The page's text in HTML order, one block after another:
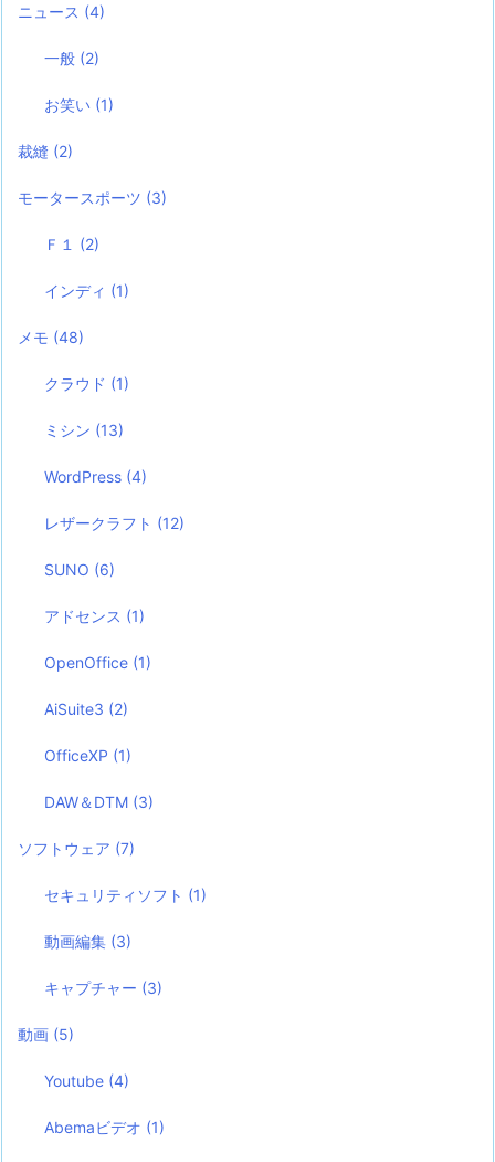
ニュース (4)
一般 (2)
お笑い (1)
裁縫 (2)
モータースポーツ (3)
Ｆ１ (2)
インディ (1)
メモ (48)
クラウド (1)
ミシン (13)
WordPress (4)
レザークラフト (12)
SUNO (6)
アドセンス (1)
OpenOffice (1)
AiSuite3 (2)
OfficeXP (1)
DAW＆DTM (3)
ソフトウェア (7)
セキュリティソフト (1)
動画編集 (3)
キャプチャー (3)
動画 (5)
Youtube (4)
Abemaビデオ (1)